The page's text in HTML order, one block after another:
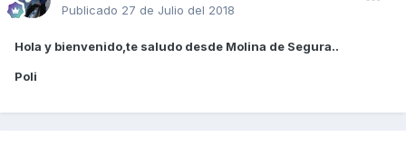
Publicado 27 de Julio del 2018
Hola y bienvenido,te saludo desde Molina de Segura..
Poli